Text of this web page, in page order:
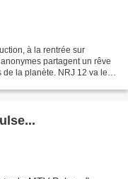
à la rentrée sur
partagent un rêve
la planète. NRJ 12 va les